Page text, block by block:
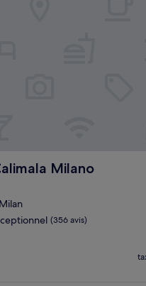
Milano
Milano
(356 avis)